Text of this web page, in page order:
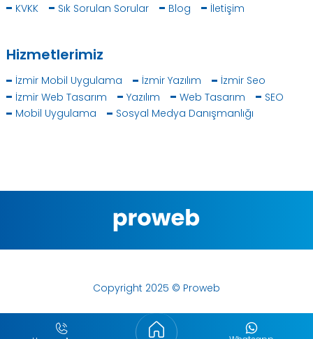
KVKK
Sık Sorulan Sorular Blog İletişim
Hizmetlerimiz
İzmir Mobil Uygulama İzmir Yazılım
İzmir Seo
İzmir Web Tasarım
Yazılım Web Tasarım
SEO
Mobil Uygulama
Sosyal Medya Danışmanlığı
Copyright 2025 © Proweb